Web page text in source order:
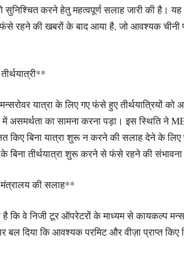
सुनिश्चित करने हेतु महत्वपूर्ण सलाह जारी की है। यह
रहने की खबरों के बाद आया है, जो आवश्यक
यात्रा के लिए गए फंसे हुए तीर्थयात्रियों
असमर्थता का सामना करना पड़ा। इस स्थिति ने
किए बिना यात्रा शुरू न करने की सलाह देने के लिए
के बिना तीर्थयात्रा शुरू करने से फंसे रहने की
की सलाह**
है कि वे निजी टूर ऑपरेटरों के माध्यम से कायकल्प
दिया कि आवश्यक परमिट और वीज़ा प्राप्त किए